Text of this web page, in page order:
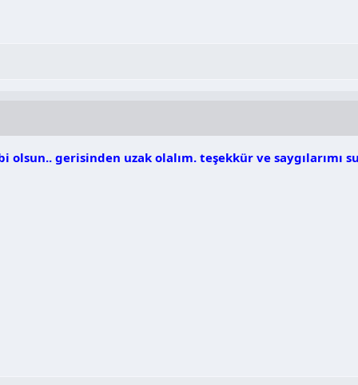
gerisinden uzak olalım. teşekkür ve saygılarımı